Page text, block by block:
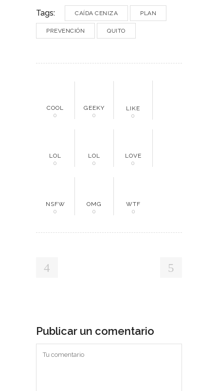
Tags: CAÍDA CENIZA PLAN
PREVENCIÓN QUITO
COOL
0
GEEKY
0
LIKE
0
LOL
0
LOL
0
LOVE
0
NSFW
0
OMG
0
WTF
0
Publicar un comentario